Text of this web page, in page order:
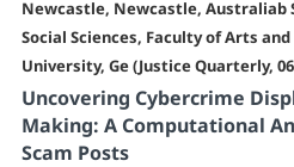
Newcastle, Newcastle, Australiab
Social Sciences, Faculty of Arts
University, Ge (Justice Quarterly,
Uncovering Cybercrime
Making: A Computational
Scam Posts